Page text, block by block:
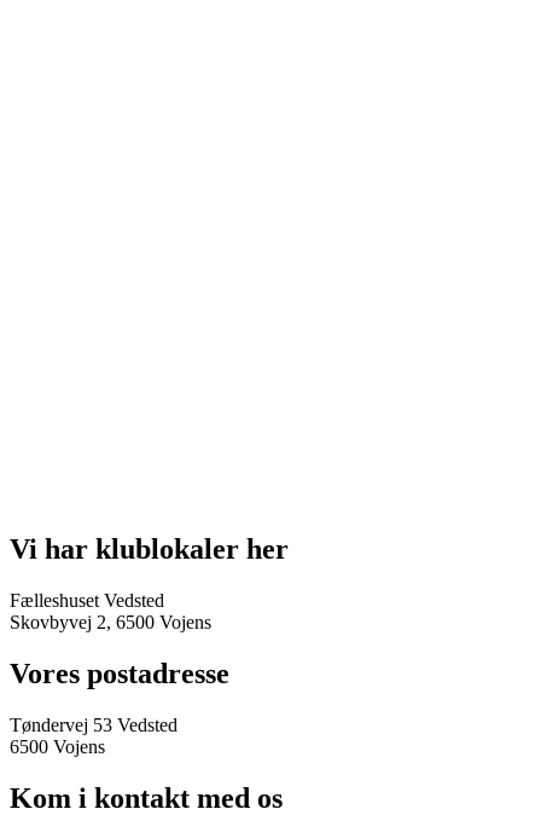
Vi har klublokaler her
Fælleshuset Vedsted
Skovbyvej 2, 6500 Vojens
Vores postadresse
Tøndervej 53 Vedsted
6500 Vojens
Kom i kontakt med os